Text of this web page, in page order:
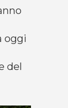
oggi
del